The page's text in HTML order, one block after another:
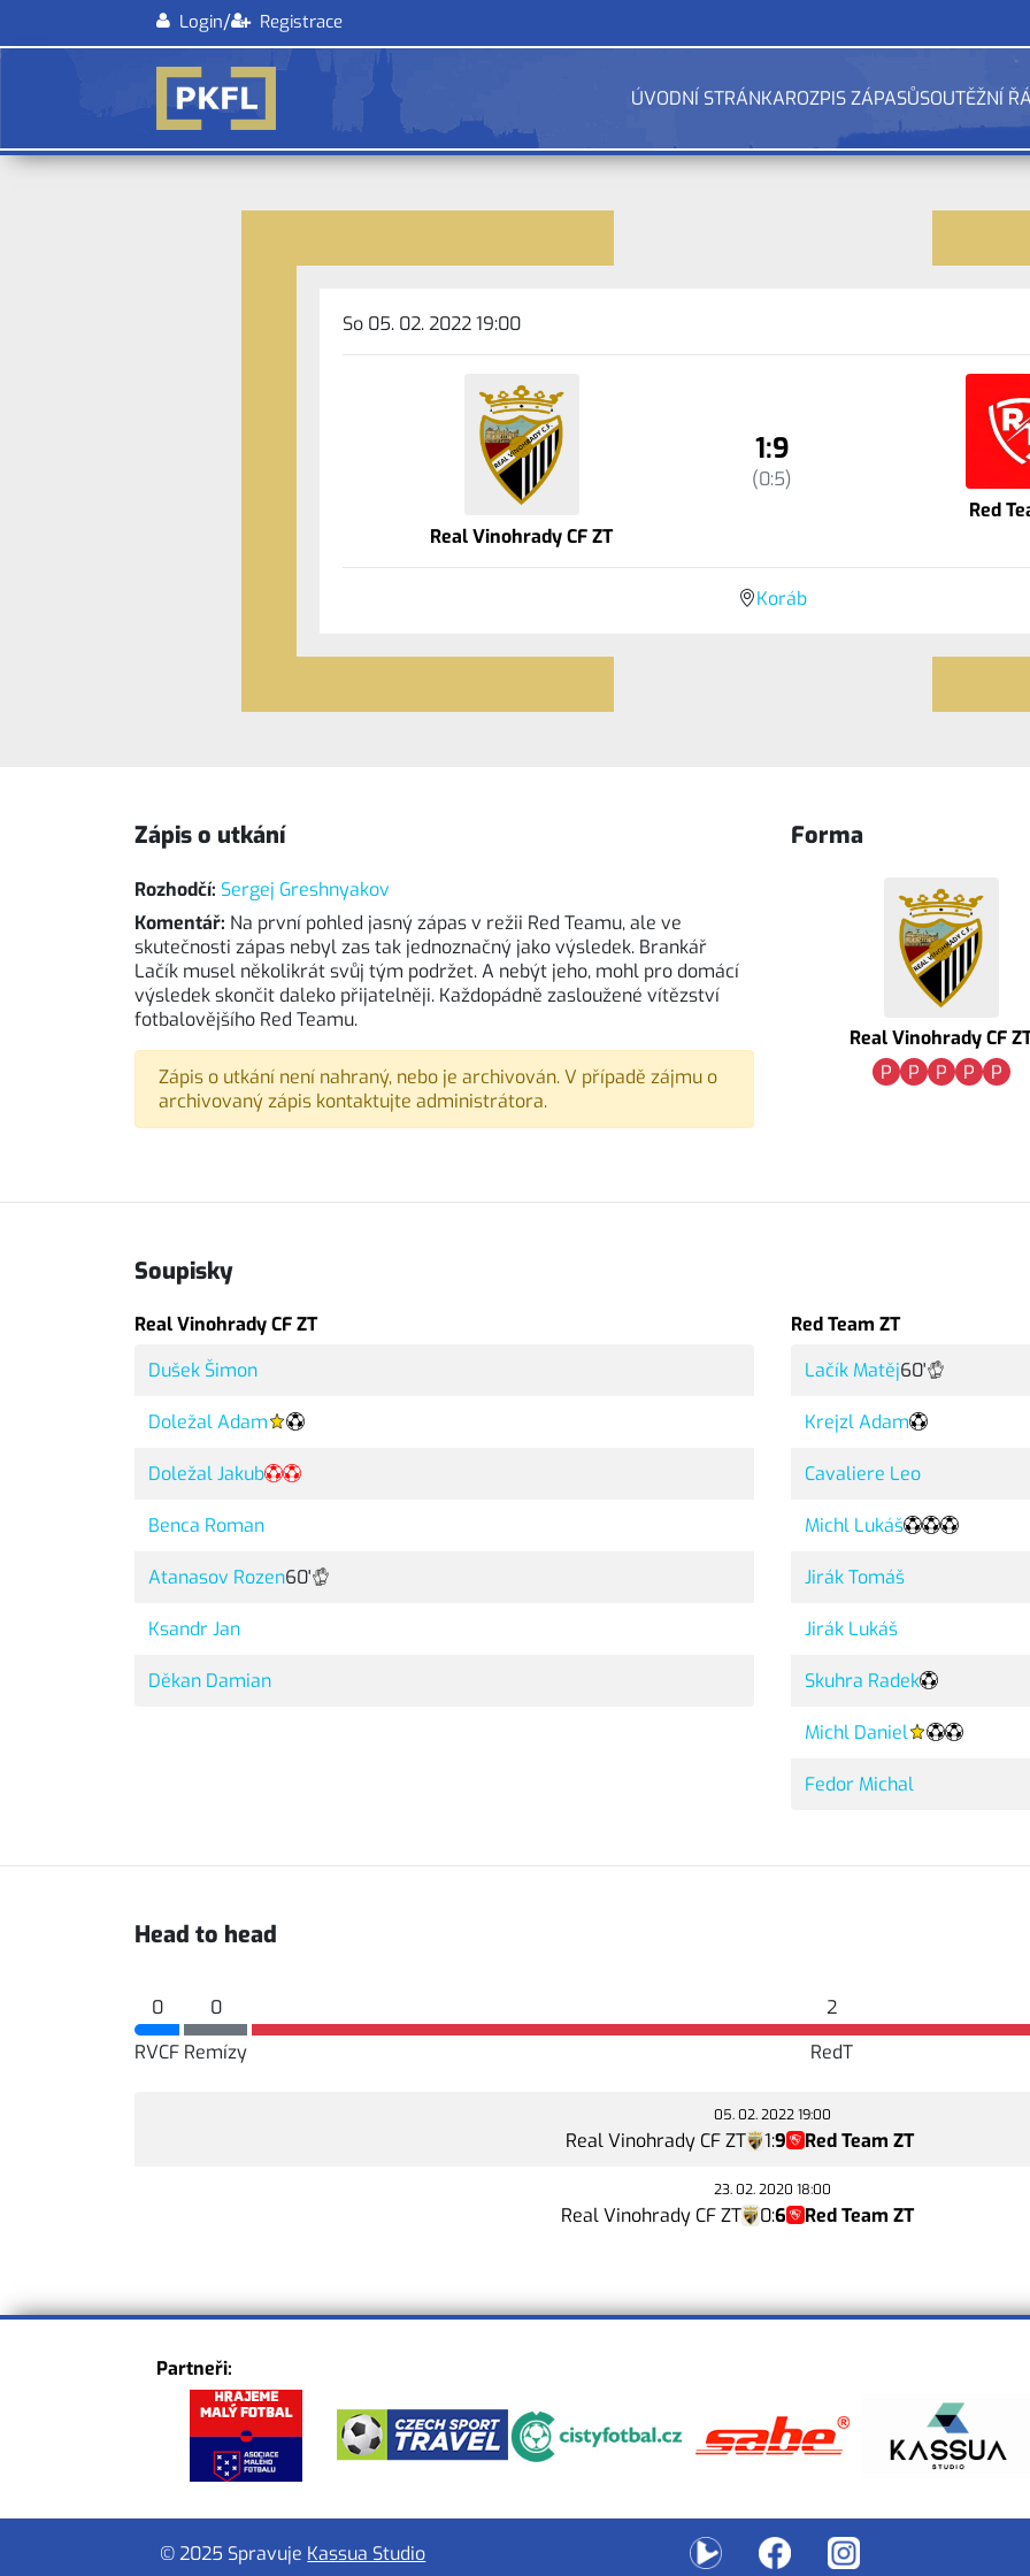
Login/ Registrace
ÚVODNÍ STRÁNKAROZPIS ZÁPASŮSOUTĚŽNÍ
So 05. 02. 2022 19:00
Real Vinohrady CF ZT
1:9
(0:5)
Red
Koráb
Zápis o utkání
Rozhodčí: Sergej Greshnyakov
Komentář: Na první pohled jasný zápas v režii Red Teamu, ale ve
skutečnosti zápas nebyl zas tak jednoznačný jako výsledek. Brankář
Lačík musel několikrát svůj tým podržet. A nebýt jeho, mohl pro domácí
výsledek skončit daleko přijatelněji. Každopádně zasloužené vítězství
fotbalovějšího Red Teamu.
Zápis o utkání není nahraný, nebo je archivován. V případě zájmu o
archivovaný zápis kontaktujte administrátora.
Forma
Real Vinohrady CF
P
P P P P
Soupisky
Real Vinohrady CF ZT
Dušek Šimon
Doležal Adam
Doležal Jakub
Benca Roman
Atanasov Rozen60'
Ksandr Jan
Děkan Damian
Red Team ZT
Lačík Matěj60'
Krejzl Adam
Cavaliere Leo
Michl Lukáš
Jirák Tomáš
Jirák Lukáš
Skuhra Radek
Michl Daniel
Fedor Michal
Head to head
0
RVCF
0
Remízy
2
RedT
05. 02. 2022 19:00
Real Vinohrady CF ZT 1:9 Red Team ZT
23. 02. 2020 18:00
Real Vinohrady CF ZT 0:6 Red Team ZT
Partneři:
© 2025 Spravuje Kassua Studio